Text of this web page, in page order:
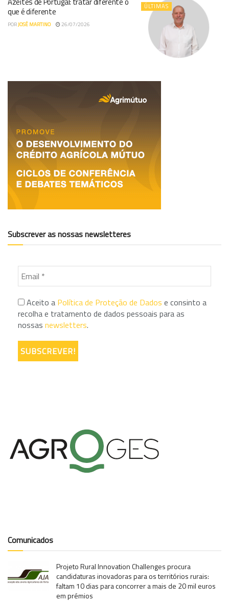
ÚLTIMAS
que é diferente
PORJOSÉ MARTINO 26/07/2026
Subscrever as nossas newsletteres
Aceito a Política de Proteção de Dados e consinto a
recolha e tratamento de dados pessoais para as
nossas newsletters.
Comunicados
Projeto Rural Innovation Challenges procura
candidaturas inovadoras para os territórios rurais:
faltam 10 dias para concorrer a mais de 20 mil euros
em prémios